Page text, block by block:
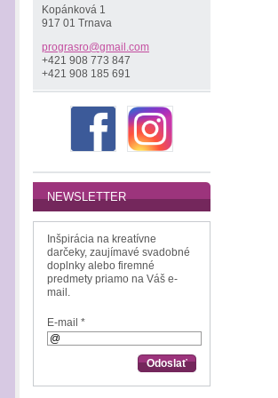
Kopánková 1
917 01 Trnava
prograsro@gmail. com
+421 908 773 847
+421 908 185 691
NEWSLETTER
Inšpirácia na kreatívne
darčeky, zaujímavé svadobné
doplnky alebo firemné
predmety priamo na Váš e-
mail.
E-mail *